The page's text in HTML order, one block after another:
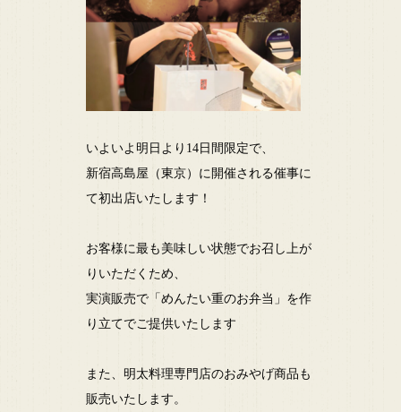
いよいよ明日より14日間限定で、
新宿高島屋（東京）に開催される催事に
て初出店いたします！
お客様に最も美味しい状態でお召し上が
りいただくため、
実演販売で「めんたい重のお弁当」を作
り立てでご提供いたします
また、明太料理専門店のおみやげ商品も
販売いたします。